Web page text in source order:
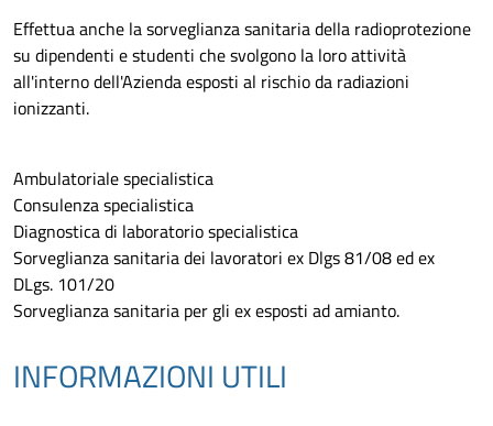
Effettua anche la sorveglianza sanitaria della radioprotezione
su dipendenti e studenti che svolgono la loro attività
all'interno dell'Azienda esposti al rischio da radiazioni
ionizzanti.
Ambulatoriale specialistica
Consulenza specialistica
Diagnostica di laboratorio specialistica
Sorveglianza sanitaria dei lavoratori ex Dlgs 81/08 ed ex
DLgs. 101/20
Sorveglianza sanitaria per gli ex esposti ad amianto.
INFORMAZIONI UTILI